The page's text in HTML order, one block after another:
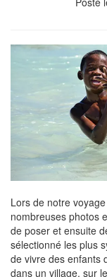
Lors de notre
nombreuses photos
de poser et ensuite
sélectionné les plus
de vivre des enfants
dans un village, sur